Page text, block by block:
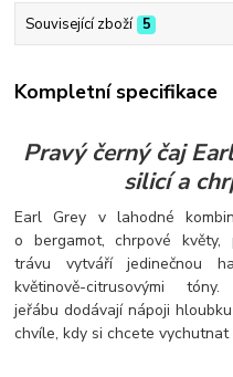
Související zboží 5
Kompletní specifikace
Pravý černý čaj
silicí a
Earl Grey v lahodné
o bergamot, chrpové květy,
trávu vytváří jedinečnou
květinově-citrusovými
jeřábu dodávají nápoji
chvíle, kdy si chcete vychutnat